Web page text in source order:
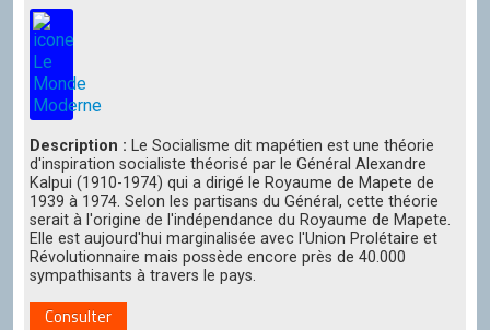
Description : Le Socialisme dit mapétien est une théorie
d'inspiration socialiste théorisé par le Général Alexandre
Kalpui (1910-1974) qui a dirigé le Royaume de Mapete de
1939 à 1974. Selon les partisans du Général, cette théorie
serait à l'origine de l'indépendance du Royaume de Mapete.
Elle est aujourd'hui marginalisée avec l'Union Prolétaire et
Révolutionnaire mais possède encore près de 40.000
sympathisants à travers le pays.
Consulter